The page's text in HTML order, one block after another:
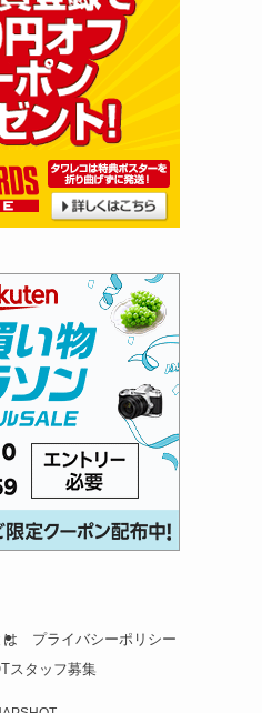
プライバシーポリシー
スタッフ募集